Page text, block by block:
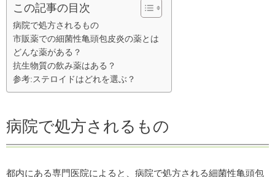
この記事の目次
病院で処方されるもの
市販薬での細菌性亀頭包皮炎の薬とは
どんな薬がある？
抗生物質の飲み薬はある？
参考:ステロイドはどれを選ぶ？
病院で処方されるもの
都内にある専門医院によると、病院で処方される細菌性亀頭包